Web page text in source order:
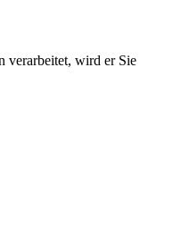
verarbeitet, wird er Sie